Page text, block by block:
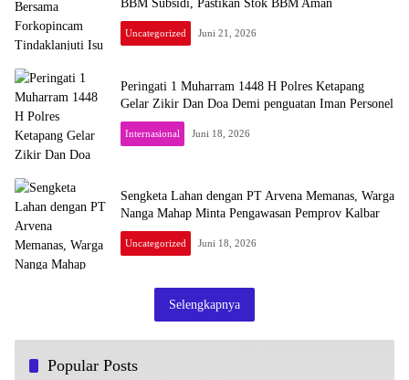
BBM Subsidi, Pastikan Stok BBM Aman
Uncategorized Juni 21, 2026
Peringati 1 Muharram 1448 H Polres Ketapang
Gelar Zikir Dan Doa Demi penguatan Iman Personel
Internasional Juni 18, 2026
Sengketa Lahan dengan PT Arvena Memanas, Warga
Nanga Mahap Minta Pengawasan Pemprov Kalbar
Uncategorized Juni 18, 2026
Selengkapnya
Popular Posts